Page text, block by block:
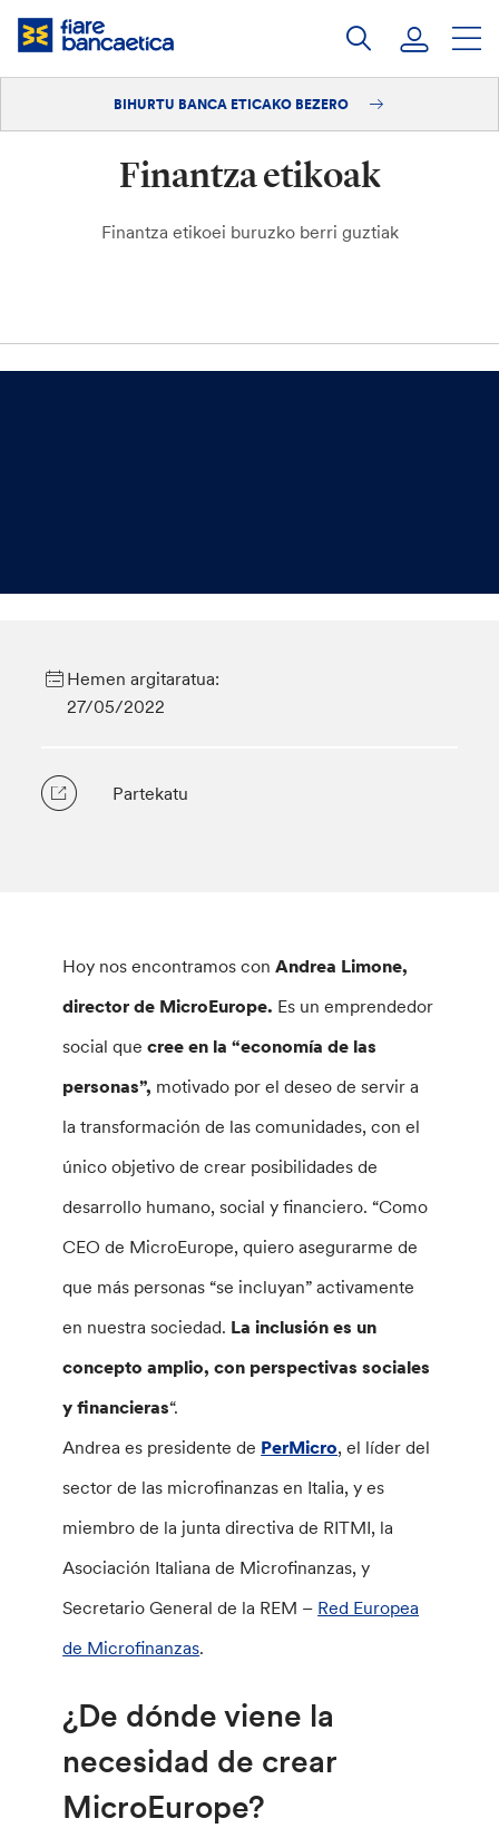
Pasatu
edukia
Bihurtu bezero
BIHURTU BANCA ETICAKO BEZERO
Finantza etikoak
Finantza etikoei buruzko berri guztiak
Hemen argitaratua:
27/05/2022
Partekatu
Hoy nos encontramos conAndrea Limone,
director de MicroEurope. Es un emprendedor
social que cree en la “economía de las
personas”, motivado por el deseo de servir a
la transformación de las comunidades, con el
único objetivo de crear posibilidades de
desarrollo humano, social y financiero. “Como
CEO de MicroEurope, quiero asegurarme de
que más personas “se incluyan” activamente
en nuestra sociedad. La inclusión es un
concepto amplio, con perspectivas sociales
y financieras“.
Andrea es presidente de PerMicro, el líder del
sector de las microfinanzas en Italia, y es
miembro de la junta directiva de RITMI, la
Asociación Italiana de Microfinanzas, y
Secretario General de la REM – Red Europea
de Microfinanzas.
¿De dónde viene la
necesidad de crear
MicroEurope?